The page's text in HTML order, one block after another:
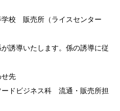
学校 販売所（ライスセンター
誘導いたします。係の誘導に従
せ先
ドビジネス科 流通・販売所担